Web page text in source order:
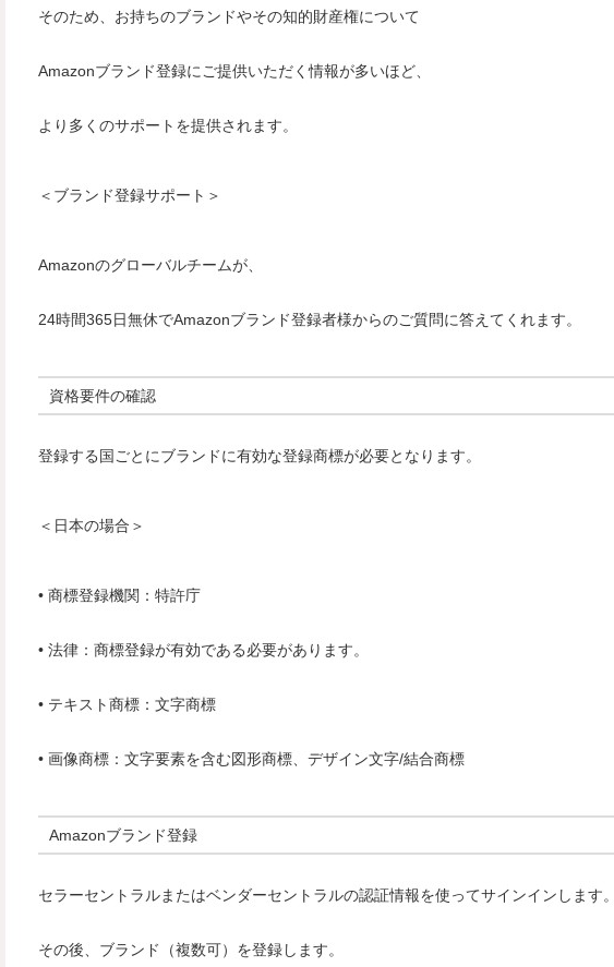
そのため、お持ちのブランドやその知的財産権について
Amazonブランド登録にご提供いただく情報が多いほど、
より多くのサポートを提供されます。
＜ブランド登録サポート＞
Amazonのグローバルチームが、
24時間365日無休でAmazonブランド登録者様からのご質問に答えてくれます。
資格要件の確認
登録する国ごとにブランドに有効な登録商標が必要となります。
＜日本の場合＞
• 商標登録機関：特許庁
• 法律：商標登録が有効である必要があります。
• テキスト商標：文字商標
• 画像商標：文字要素を含む図形商標、デザイン文字/結合商標
Amazonブランド登録
セラーセントラルまたはベンダーセントラルの認証情報を使ってサインインします
その後、ブランド（複数可）を登録します。